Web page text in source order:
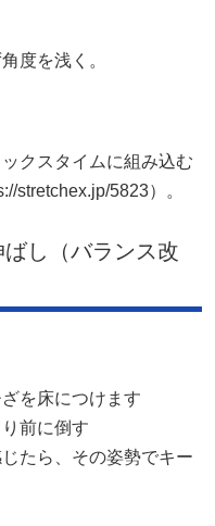
度を浅く。
クスタイムに組み込む
stretchex.jp/5823）。
し（バランス改
を床につけます
前に倒す
たら、その姿勢でキー